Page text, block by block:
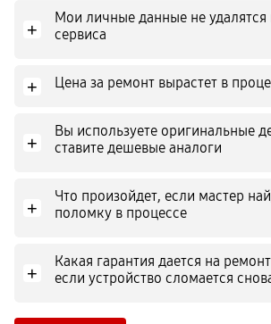
+
Мои личные данные не удалятся
сервиса
+ Цена за ремонт вырастет в
+
Вы используете оригинальные
ставите дешевые аналоги
+
Что произойдет, если мастер
поломку в процессе
+
Какая гарантия дается на
если устройство сломается